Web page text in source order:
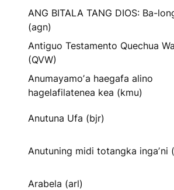
ANG BITALA TANG DIOS: Ba-
(agn)
Antiguo Testamento Quechua
(QVW)
Anumayamoʼa haegafa alino
hagelafilatenea kea (kmu)
Anutuna Ufa (bjr)
Anutuning midi totangka ingaʼni
Arabela (arl)